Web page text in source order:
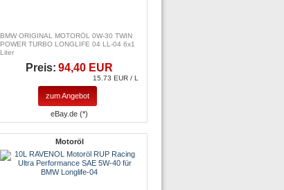
BMW ORIGINAL MOTORÖL 0W-30 TWIN
POWER TURBO LONGLIFE 04 LL-04 6x1
Liter
Preis: 94,40 EUR
15.73 EUR / L
zum Angebot
eBay.de (*)
Motoröl